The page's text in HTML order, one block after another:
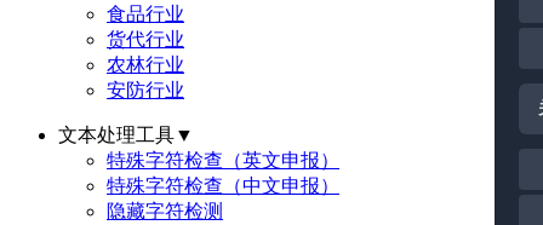
食品行业
货代行业
农林行业
安防行业
文本处理工具▼
特殊字符检查（英文申报）
特殊字符检查（中文申报）
隐藏字符检测